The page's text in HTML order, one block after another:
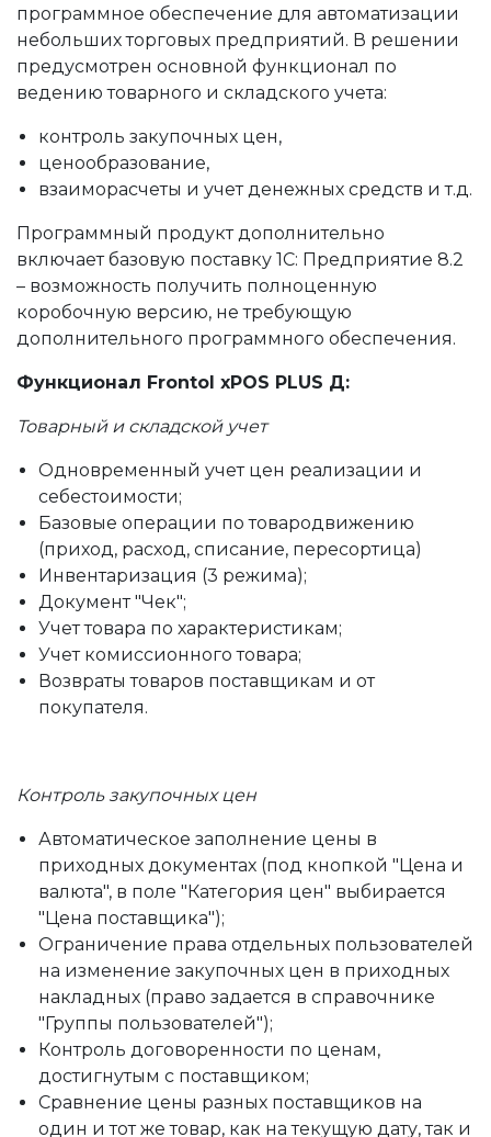
программное обеспечение для автоматизации
небольших торговых предприятий. В решении
предусмотрен основной функционал по
ведению товарного и складского учета:
контроль закупочных цен,
ценообразование,
взаиморасчеты и учет денежных средств и т.д.
Программный продукт дополнительно
включает базовую поставку 1С: Предприятие 8.2
– возможность получить полноценную
коробочную версию, не требующую
дополнительного программного обеспечения.
Функционал Frontol xPOS PLUS Д:
Товарный и складской учет
Одновременный учет цен реализации и
себестоимости;
Базовые операции по товародвижению
(приход, расход, списание, пересортица)
Инвентаризация (3 режима);
Документ "Чек";
Учет товара по характеристикам;
Учет комиссионного товара;
Возвраты товаров поставщикам и от
покупателя.
Контроль закупочных цен
Автоматическое заполнение цены в
приходных документах (под кнопкой "Цена и
валюта", в поле "Категория цен" выбирается
"Цена поставщика");
Ограничение права отдельных пользователей
на изменение закупочных цен в приходных
накладных (право задается в справочнике
"Группы пользователей");
Контроль договоренности по ценам,
достигнутым с поставщиком;
Сравнение цены разных поставщиков на
один и тот же товар, как на текущую дату, так и